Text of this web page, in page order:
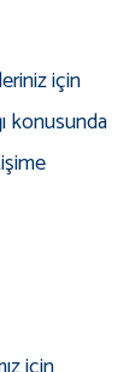
için
konusunda